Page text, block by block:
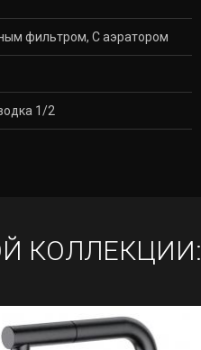
фильтром, С аэратором
1/2
КОЛЛЕКЦИИ: